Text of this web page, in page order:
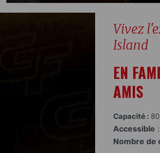
Vivez
Island
EN
AMIS
Capacité :
Accessible
Nombre de